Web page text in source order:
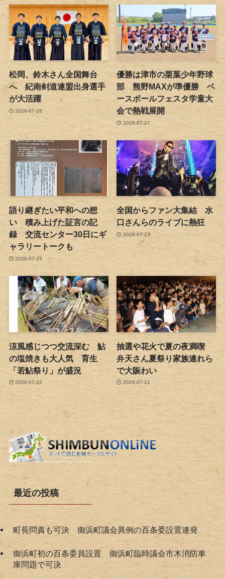
松岡、鈴木さん全国舞台
へ 紀南剣道連盟出身選手
が大活躍
2026-07-28
優勝は津市の栗葉少年野球
部 熊野MAXが準優勝 ベ
ースボールフェスタ学童大
会で熱戦展開
2026-07-27
語り継ぎたい平和への想
い 積み上げた証言の記
録 交流センター30日にギ
ャラリートークも
2026-07-25
全国からファン大集結 水
口さんらのライブに熱狂
2026-07-23
涼風感じつつ交流深む 鮎
の塩焼きも大人気 育生
「若鮎祭り」が盛況
2026-07-22
抽選や花火で夏の夜満喫
弁天さん夏祭り家族連れら
で大賑わい
2026-07-21
最近の投稿
町長問責も可決 御浜町議会異例の百条委設置連発
御浜町初の百条委員設置 御浜町臨時議会市木消防車
庫問題で可決